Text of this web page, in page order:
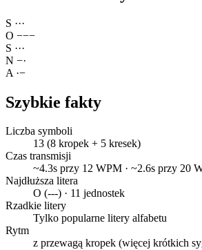
S ···
O −−−
S ···
N −·
A ·−
Szybkie fakty
Liczba symboli
13 (8 kropek + 5 kresek)
Czas transmisji
~4.3s przy 12 WPM · ~2.6s przy 20
Najdłuższa litera
O (---) · 11 jednostek
Rzadkie litery
Tylko popularne litery alfabetu
Rytm
z przewagą kropek (więcej krótkich